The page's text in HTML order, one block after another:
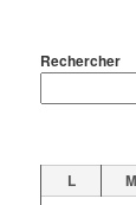
Rechercher
L M